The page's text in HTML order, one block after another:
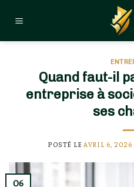
Quand faut-il
entreprise à
ses
POSTÉ LE AVRIL 6, 2026
06